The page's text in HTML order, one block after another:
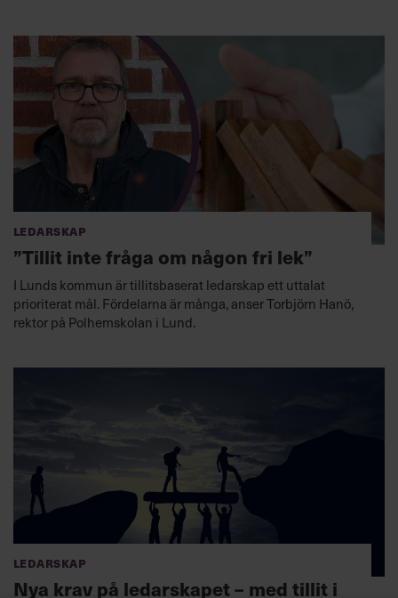
Ledarskap
”Tillit inte fråga om någon fri lek”
I Lunds kommun är tillitsbaserat ledarskap ett uttalat
prioriterat mål. Fördelarna är många, anser Torbjörn Hanö,
rektor på Polhemskolan i Lund.
Ledarskap
Nya krav på ledarskapet – med tillit i